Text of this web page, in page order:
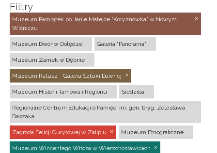
Filtry
Muzeum Pamiątek po Janie Matejce "Koryznówka" w Nowym
Wiśniczu
Muzeum Dwór w Dołędze Galeria "Panorama"
Muzeum Zamek w Dębnie
Muzeum Ratusz - Galeria Sztuki Dawnej
Muzeum Historii Tarnowa i Regionu Siedziba
Regionalne Centrum Edukacji o Pamięci im. gen. bryg. Zdzisława
Baszaka
Zagroda Felicji Curyłowej w Zalipiu Muzeum Etnograficzne
Muzeum Wincentego Witosa w Wierzchosławicach